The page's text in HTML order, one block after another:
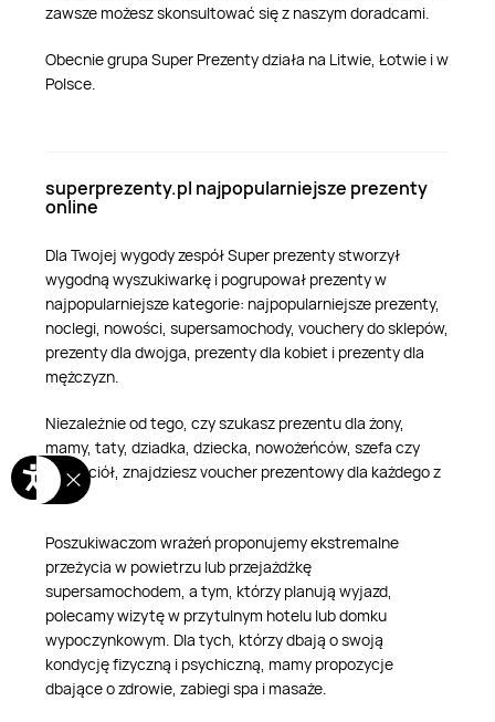
zawsze możesz skonsultować się z naszym doradcami.
Obecnie grupa Super Prezenty działa na Litwie, Łotwie i w
Polsce.
superprezenty.pl najpopularniejsze prezenty
online
Dla Twojej wygody zespół Super prezenty stworzył
wygodną wyszukiwarkę i pogrupował prezenty w
najpopularniejsze kategorie: najpopularniejsze prezenty,
noclegi, nowości, supersamochody, vouchery do sklepów,
prezenty dla dwojga, prezenty dla kobiet i prezenty dla
mężczyzn.
Niezależnie od tego, czy szukasz prezentu dla żony,
mamy, taty, dziadka, dziecka, nowożeńców, szefa czy
przyjaciół, znajdziesz voucher prezentowy dla każdego z
nich.
Poszukiwaczom wrażeń proponujemy ekstremalne
przeżycia w powietrzu lub przejażdżkę
supersamochodem, a tym, którzy planują wyjazd,
polecamy wizytę w przytulnym hotelu lub domku
wypoczynkowym. Dla tych, którzy dbają o swoją
kondycję fizyczną i psychiczną, mamy propozycje
dbające o zdrowie, zabiegi spa i masaże.